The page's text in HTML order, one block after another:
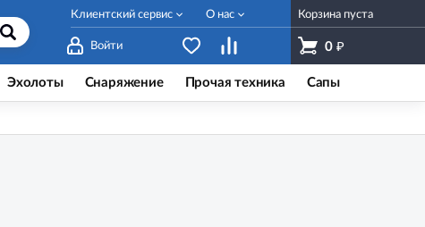
Войти
Корзина пуста
0 ₽
Клиентский сервис О нас
Эхолоты Снаряжение Прочая техника Сапы